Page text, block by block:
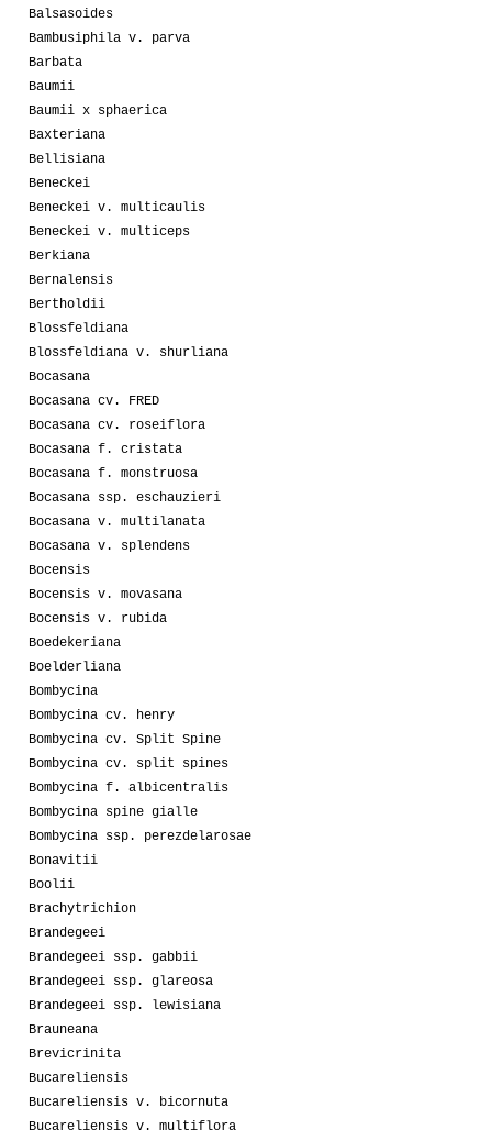
Balsasoides
Bambusiphila v. parva
Barbata
Baumii
Baumii x sphaerica
Baxteriana
Bellisiana
Beneckei
Beneckei v. multicaulis
Beneckei v. multiceps
Berkiana
Bernalensis
Bertholdii
Blossfeldiana
Blossfeldiana v. shurliana
Bocasana
Bocasana cv. FRED
Bocasana cv. roseiflora
Bocasana f. cristata
Bocasana f. monstruosa
Bocasana ssp. eschauzieri
Bocasana v. multilanata
Bocasana v. splendens
Bocensis
Bocensis v. movasana
Bocensis v. rubida
Boedekeriana
Boelderliana
Bombycina
Bombycina cv. henry
Bombycina cv. Split Spine
Bombycina cv. split spines
Bombycina f. albicentralis
Bombycina spine gialle
Bombycina ssp. perezdelarosae
Bonavitii
Boolii
Brachytrichion
Brandegeei
Brandegeei ssp. gabbii
Brandegeei ssp. glareosa
Brandegeei ssp. lewisiana
Brauneana
Brevicrinita
Bucareliensis
Bucareliensis v. bicornuta
Bucareliensis v. multiflora